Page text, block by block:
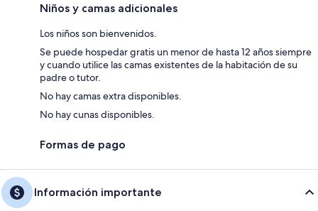
Niños y camas adicionales
Los niños son bienvenidos.
Se puede hospedar gratis un menor de hasta 12 años siempre
y cuando utilice las camas existentes de la habitación de su
padre o tutor.
No hay camas extra disponibles.
No hay cunas disponibles.
Formas de pago
Información importante